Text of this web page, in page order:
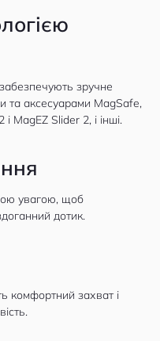
зручне
та аксесуарами MagSafe,
MagEZ Slider 2, і інші.
увагою, щоб
дотик.
комфортний захват і